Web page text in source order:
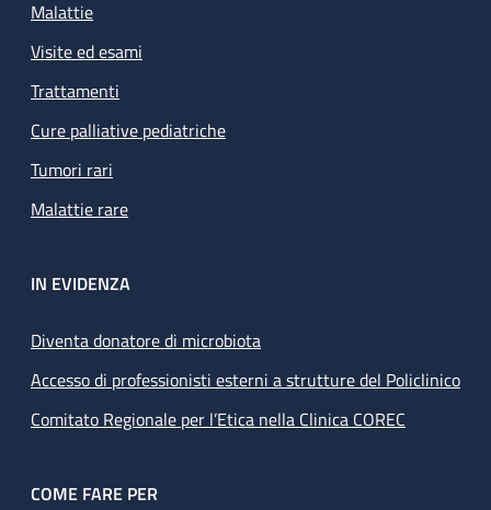
Malattie
Visite ed esami
Trattamenti
Cure palliative pediatriche
Tumori rari
Malattie rare
IN EVIDENZA
Diventa donatore di microbiota
Accesso di professionisti esterni a strutture del Policlinico
Comitato Regionale per l’Etica nella Clinica COREC
COME FARE PER